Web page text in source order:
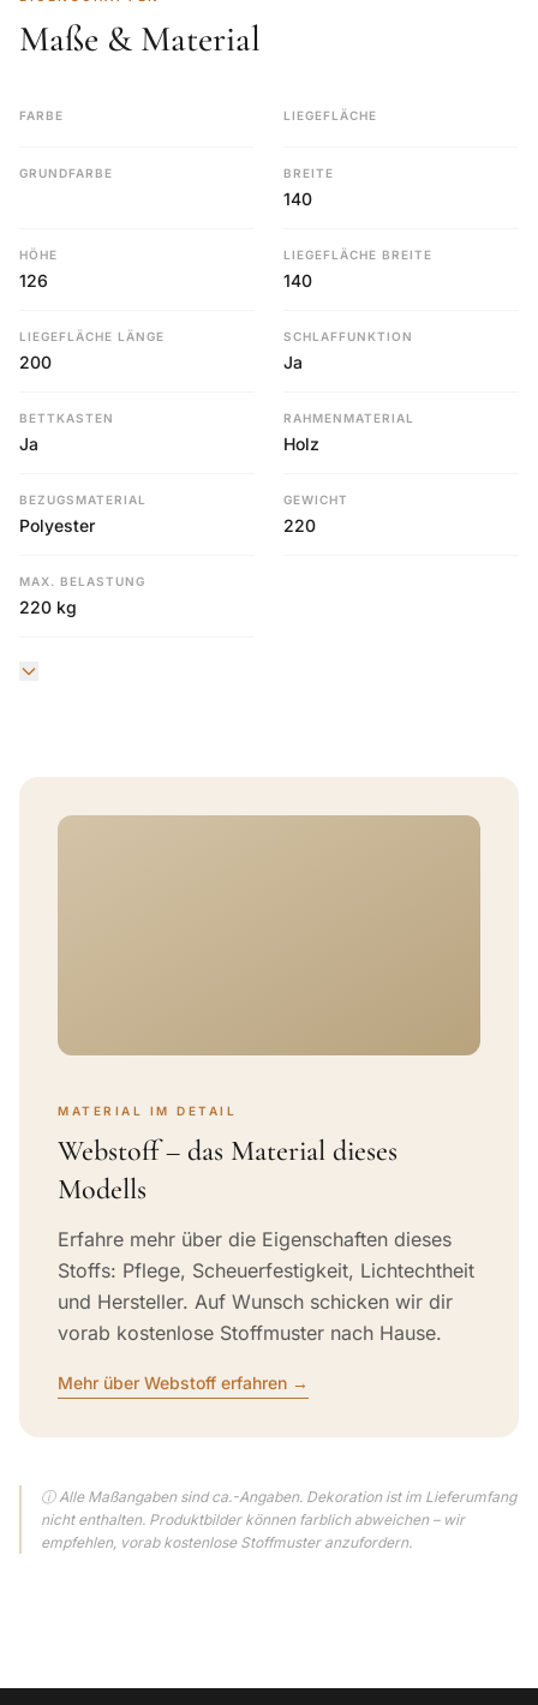
Maße & Material
FARBE LIEGEFLÄCHE
GRUNDFARBE BREITE
140
HÖHE
126
LIEGEFLÄCHE BREITE
140
LIEGEFLÄCHE LÄNGE
200
SCHLAFFUNKTION
Ja
BETTKASTEN
Ja
RAHMENMATERIAL
Holz
BEZUGSMATERIAL
Polyester
GEWICHT
220
MAX. BELASTUNG
220 kg
MATERIAL IM DETAIL
Webstoff – das Material dieses
Modells
Erfahre mehr über die Eigenschaften dieses
Stoffs: Pflege, Scheuerfestigkeit, Lichtechtheit
und Hersteller. Auf Wunsch schicken wir dir
vorab kostenlose Stoffmuster nach Hause.
Mehr über Webstoff erfahren →
ⓘ Alle Maßangaben sind ca.-Angaben. Dekoration ist im Lieferumfang
nicht enthalten. Produktbilder können farblich abweichen – wir
empfehlen, vorab kostenlose Stoffmuster anzufordern.